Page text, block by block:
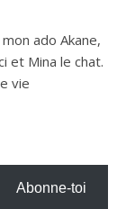
ado Akane,
et Mina le chat.
vie
Abonne-toi